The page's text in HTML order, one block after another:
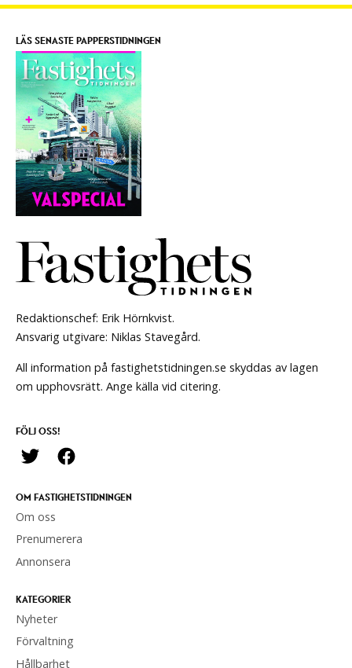
Redaktionschef: Erik Hörnkvist.
Ansvarig utgivare: Niklas Stavegård.
All information på fastighetstidningen.se skyddas av lagen
om upphovsrätt. Ange källa vid citering.
FÖLJ OSS!
OM FASTIGHETSTIDNINGEN
Om oss
Prenumerera
Annonsera
KATEGORIER
Nyheter
Förvaltning
Hållbarhet
LÄS SENASTE PAPPERSTIDNINGEN